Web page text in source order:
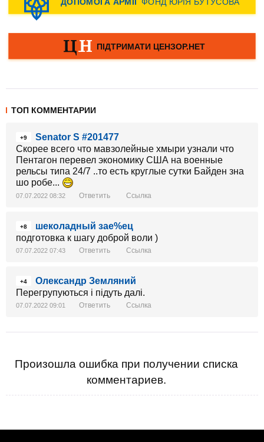
ТОП КОММЕНТАРИИ
+9
Senator S #201477
Скорее всего что мавзолейные хмыри узнали что
Пентагон перевел экономику США на военные
рельсы типа 24/7 ..то есть круглые сутки Байден зна
шо робе...
07.07.2022 08:32 Ответить Ссылка
+8
шеколадный зае%ец
подготовка к шагу доброй воли )
07.07.2022 07:43 Ответить Ссылка
+4
Олександр Земляний
Перегрупуються і підуть далі.
07.07.2022 09:01 Ответить Ссылка
Произошла ошибка при получении списка
комментариев.